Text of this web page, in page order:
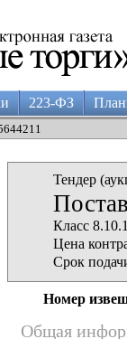
223-ФЗ
Тендер
Класс
Цена
Срок
Номер
Общая